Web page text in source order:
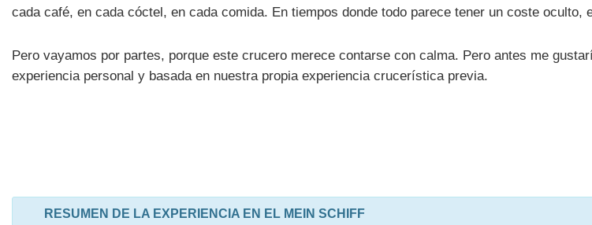
cada café, en cada cóctel, en cada comida. En tiempos donde todo parece tener un coste oculto,
Pero vayamos por partes, porque este crucero merece contarse con calma. Pero antes me
experiencia personal y basada en nuestra propia experiencia crucerística previa.
RESUMEN DE LA EXPERIENCIA EN EL MEIN SCHIFF